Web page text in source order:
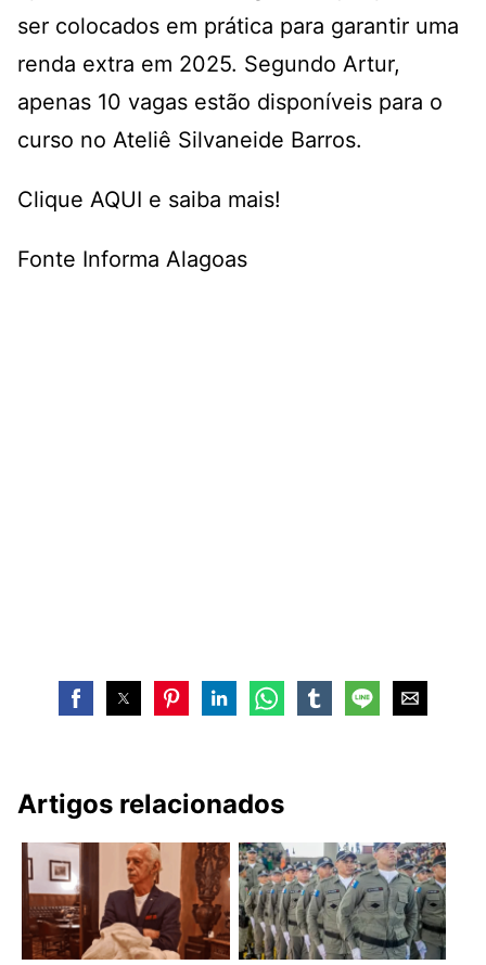
ser colocados em prática para garantir uma
renda extra em 2025. Segundo Artur,
apenas 10 vagas estão disponíveis para o
curso no Ateliê Silvaneide Barros.
Clique AQUI e saiba mais!
Fonte Informa Alagoas
Artigos relacionados